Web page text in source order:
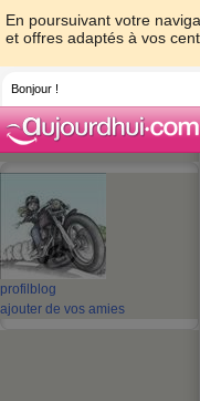
En poursuivant votre
et offres adaptés à vos
Bonjour !
profil blog
ajouter de vos amies